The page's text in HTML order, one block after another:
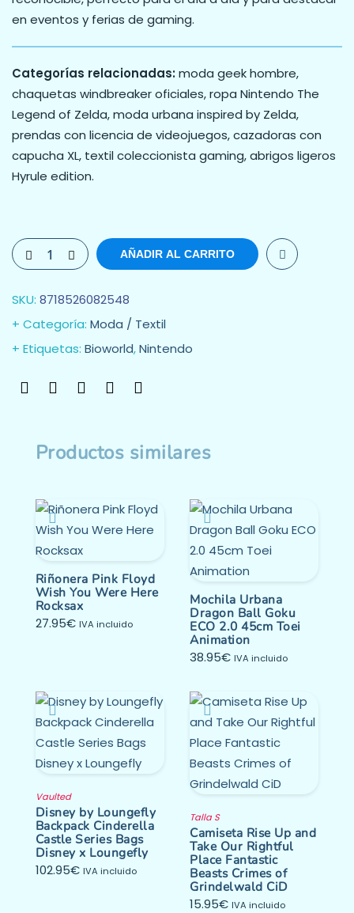
en eventos y ferias de gaming.
Categorías relacionadas: moda geek hombre,
chaquetas windbreaker oficiales, ropa Nintendo The
Legend of Zelda, moda urbana inspired by Zelda,
prendas con licencia de videojuegos, cazadoras con
capucha XL, textil coleccionista gaming, abrigos ligeros
Hyrule edition.
AÑADIR AL CARRITO
SKU: 8718526082548
Categoría: Moda / Textil
Etiquetas: Bioworld,Nintendo
Productos similares
Riñonera Pink Floyd
Wish You Were Here
Rocksax
27.95€ IVA incluido
Mochila Urbana
Dragon Ball Goku
ECO 2.0 45cm Toei
Animation
38.95€ IVA incluido
Vaulted
Disney by Loungefly
Backpack Cinderella
Castle Series Bags
Disney x Loungefly
102.95€ IVA incluido
Talla S
Camiseta Rise Up and
Take Our Rightful
Place Fantastic
Beasts Crimes of
Grindelwald CiD
15.95€ IVA incluido